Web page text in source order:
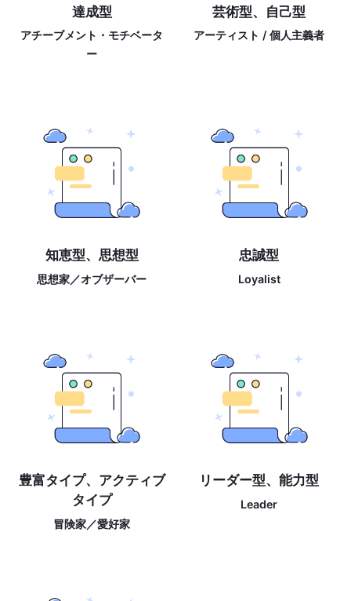
達成型
アチーブメント・モチベータ
ー
芸術型、自己型
アーティスト / 個人主義者
知恵型、思想型
思想家／オブザーバー
忠誠型
Loyalist
豊富タイプ、アクティブ
タイプ
冒険家／愛好家
リーダー型、能力型
Leader